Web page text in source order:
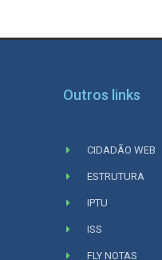
Outros links
CIDADÃO WEB
ESTRUTURA
IPTU
ISS
FLY NOTAS